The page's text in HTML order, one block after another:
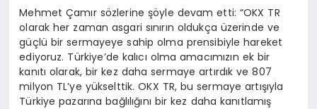
Mehmet Çamır sözlerine şöyle devam etti: “OKX TR
olarak her zaman asgari sınırın oldukça üzerinde ve
güçlü bir sermayeye sahip olma prensibiyle hareket
ediyoruz. Türkiye’de kalıcı olma amacımızın ek bir
kanıtı olarak, bir kez daha sermaye artırdık ve 807
milyon TL’ye yükselttik. OKX TR, bu sermaye artışıyla
Türkiye pazarına bağlılığını bir kez daha kanıtlamış